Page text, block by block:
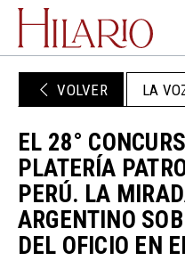
VOLVER LA
EL 28°
PLATERÍA
PERÚ. LA
ARGENTINO
DEL OFICIO EN